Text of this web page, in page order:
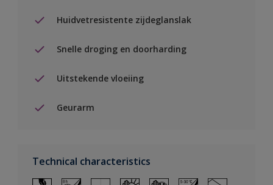
Huidvetresistente zijdeglanslak
Snelle droging en doorharding
Uitstekende vloeiing
Geurarm
Technical characteristics